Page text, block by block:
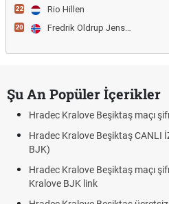
22 Rio Hillen
20 Fredrik Oldrup Jensen
Şu An Popüler İçerikler
Hradec Kralove Beşiktaş maçı
Hradec Kralove Beşiktaş CANLI
BJK)
Hradec Kralove Beşiktaş maçı
Kralove BJK link